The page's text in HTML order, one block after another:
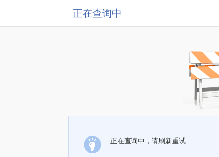
正在查询中
正在查询中，请刷新重试